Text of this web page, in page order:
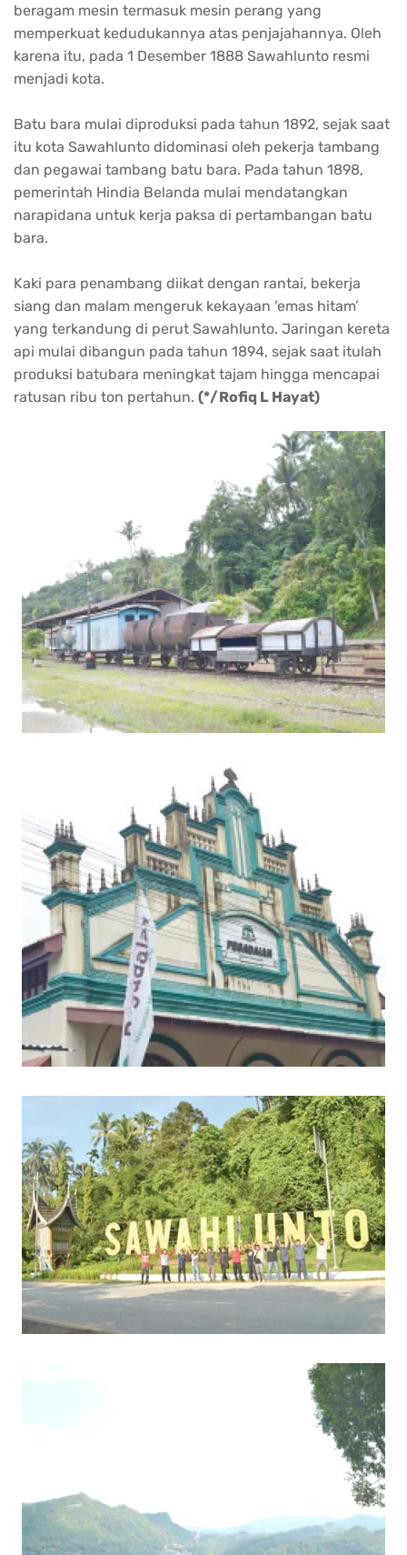
beragam mesin termasuk mesin perang yang
memperkuat kedudukannya atas penjajahannya. Oleh
karena itu, pada 1 Desember 1888 Sawahlunto resmi
menjadi kota.
Batu bara mulai diproduksi pada tahun 1892, sejak saat
itu kota Sawahlunto didominasi oleh pekerja tambang
dan pegawai tambang batu bara. Pada tahun 1898,
pemerintah Hindia Belanda mulai mendatangkan
narapidana untuk kerja paksa di pertambangan batu
bara.
Kaki para penambang diikat dengan rantai, bekerja
siang dan malam mengeruk kekayaan ‘emas hitam’
yang terkandung di perut Sawahlunto. Jaringan kereta
api mulai dibangun pada tahun 1894, sejak saat itulah
produksi batubara meningkat tajam hingga mencapai
ratusan ribu ton pertahun. (*/Rofiq L Hayat)